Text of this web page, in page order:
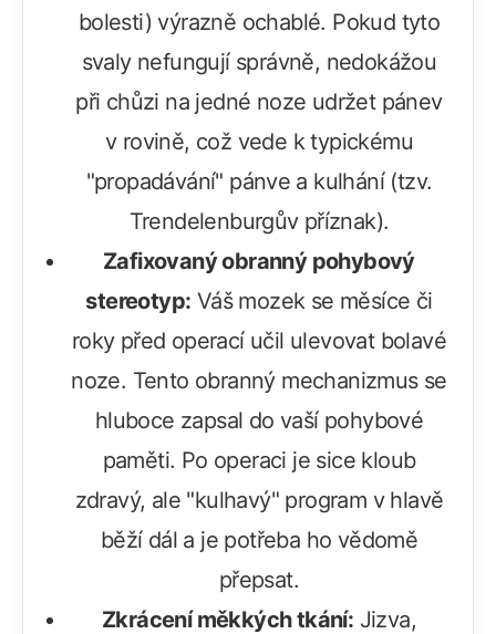
bolesti) výrazně ochablé. Pokud tyto
svaly nefungují správně, nedokážou
při chůzi na jedné noze udržet pánev
v rovině, což vede k typickému
"propadávání" pánve a kulhání (tzv.
Trendelenburgův příznak).
Zafixovaný obranný pohybový
stereotyp: Váš mozek se měsíce či
roky před operací učil ulevovat bolavé
noze. Tento obranný mechanizmus se
hluboce zapsal do vaší pohybové
paměti. Po operaci je sice kloub
zdravý, ale "kulhavý" program v hlavě
běží dál a je potřeba ho vědomě
přepsat.
Zkrácení měkkých tkání: Jizva,